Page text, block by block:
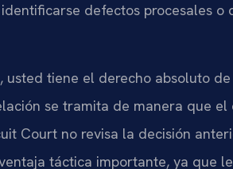
defectos procesales o
, usted tiene el derecho absoluto
se tramita de manera que el
Court no revisa la decisión
táctica importante, ya que